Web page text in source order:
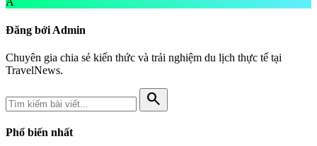
Đăng bởi Admin
Chuyên gia chia sẻ kiến thức và trải nghiệm du lịch thực tế tại
TravelNews.
search
Phổ biến nhất